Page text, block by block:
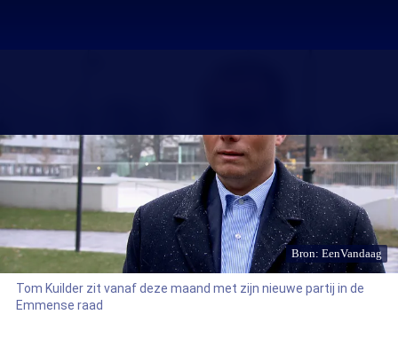
Bron: EenVandaag
Tom Kuilder zit vanaf deze maand met zijn nieuwe partij in de
Emmense raad